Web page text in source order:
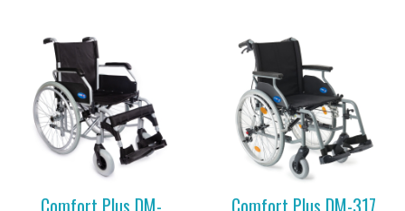
Comfort Plus DM-
Comfort Plus DM-317